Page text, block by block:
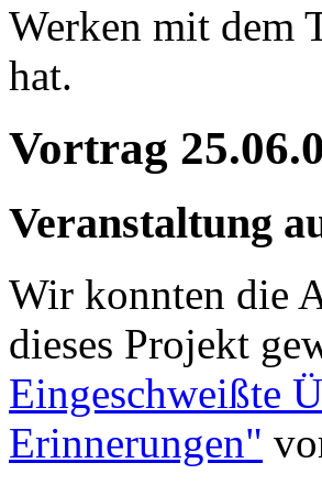
Werken mit dem
hat.
Vortrag
Veranstaltung
Wir konnten die
dieses Projekt
Eingeschweißte
Erinnerungen"